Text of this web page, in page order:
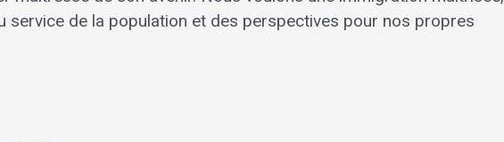
service de la population et des perspectives pour nos propres